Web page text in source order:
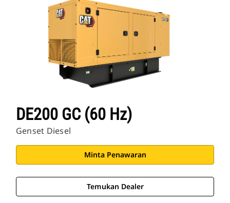
DE200 GC (60 Hz)
Genset Diesel
Minta Penawaran
Temukan Dealer